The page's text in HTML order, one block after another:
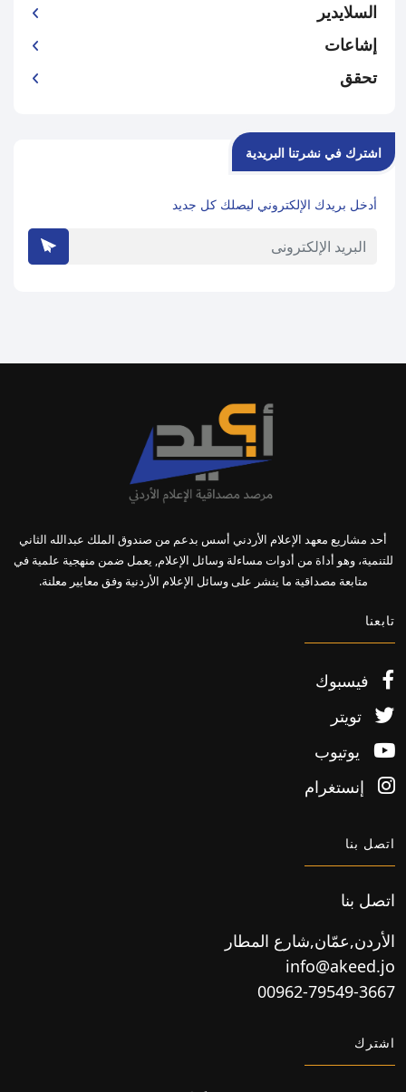
السلايدير
إشاعات
تحقق
اشترك في نشرتنا البريدية
أدخل بريدك الإلكتروني ليصلك كل جديد
أحد مشاريع معهد الإعلام الأردني أسس بدعم من صندوق الملك عبدالله الثاني
للتنمية، وهو أداة من أدوات مساءلة وسائل الإعلام, يعمل ضمن منهجية علمية في
متابعة مصداقية ما ينشر على وسائل الإعلام الأردنية وفق معايير معلنة.
تابعنا
فيسبوك
تويتر
يوتيوب
إنستغرام
اتصل بنا
اتصل بنا
الأردن,عمّان,شارع المطار
info@akeed.jo
00962-79549-3667
اشترك